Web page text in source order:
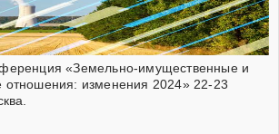
«Земельно-имущественные и
отношения: изменения 2024» 22-23